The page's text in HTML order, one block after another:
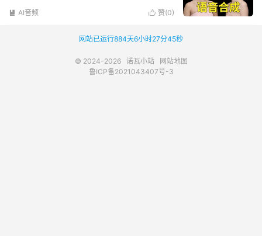
 赞(0)
 AI音频
网站已运行884天6小时27分45秒
© 2024-2026 诺瓦小站
网站地图
鲁ICP备2021043407号-3